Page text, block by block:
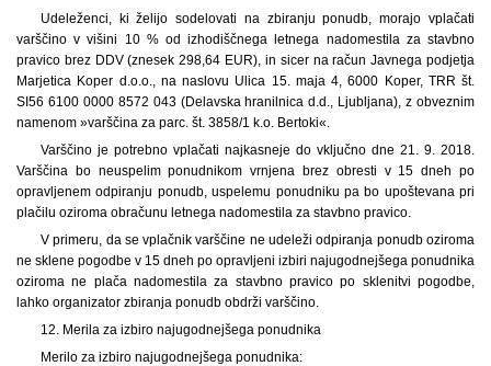
Udeleženci, ki želijo sodelovati na zbiranju ponudb, morajo vplačati
varščino v višini 10 % od izhodiščnega letnega nadomestila za stavbno
pravico brez DDV (znesek 298,64 EUR), in sicer na račun Javnega podjetja
Marjetica Koper d.o.o., na naslovu Ulica 15. maja 4, 6000 Koper, TRR št.
SI56 6100 0000 8572 043 (Delavska hranilnica d.d., Ljubljana), z obveznim
namenom »varščina za parc. št. 3858/1 k.o. Bertoki«.
Varščino je potrebno vplačati najkasneje do vključno dne 21. 9. 2018.
Varščina bo neuspelim ponudnikom vrnjena brez obresti v 15 dneh po
opravljenem odpiranju ponudb, uspelemu ponudniku pa bo upoštevana pri
plačilu oziroma obračunu letnega nadomestila za stavbno pravico.
V primeru, da se vplačnik varščine ne udeleži odpiranja ponudb oziroma
ne sklene pogodbe v 15 dneh po opravljeni izbiri najugodnejšega ponudnika
oziroma ne plača nadomestila za stavbno pravico po sklenitvi pogodbe,
lahko organizator zbiranja ponudb obdrži varščino.
12. Merila za izbiro najugodnejšega ponudnika
Merilo za izbiro najugodnejšega ponudnika: